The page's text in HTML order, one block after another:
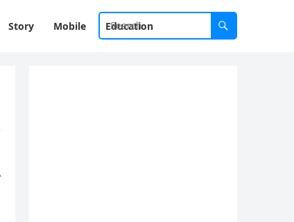
Story Mobile Education